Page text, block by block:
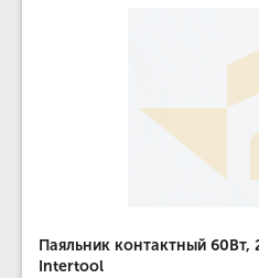
Паяльник контактный 60Вт,
Intertool